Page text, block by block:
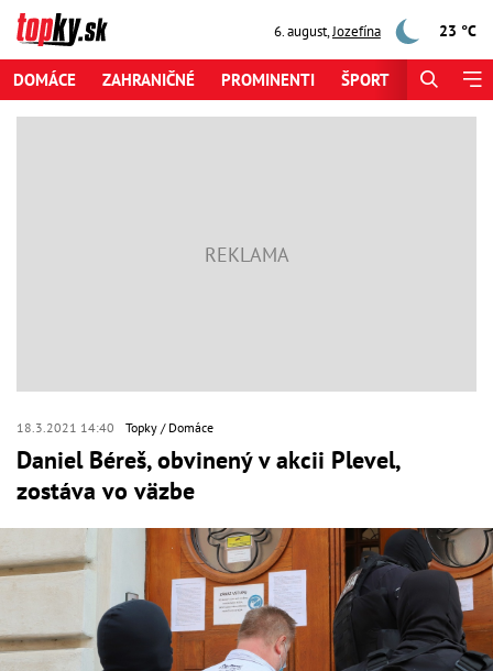
6. august,Jozefína 23 °C
DOMÁCE ZAHRANIČNÉ PROMINENTI ŠPORT
18.3.2021 14:40 Topky Domáce
Daniel Béreš, obvinený v akcii Plevel,
zostáva vo väzbe